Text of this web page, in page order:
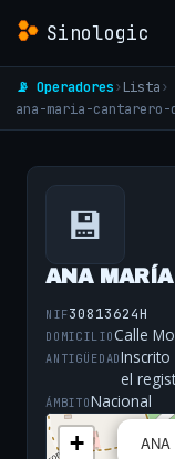
Sinologic
📡 Operadores› Lista›
ana-maria-cantarero-
💾
ANA
NIF30813624H
DOMICILIOCalle
ANTIGÜEDADInscrito
el
ÁMBITONacional
ANA
+